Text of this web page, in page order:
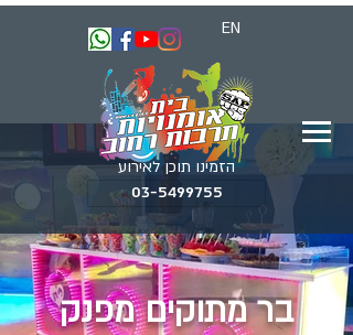
EN
הזמינו תוכן לאירוע
03-5499755
בר מתוקים מפנק